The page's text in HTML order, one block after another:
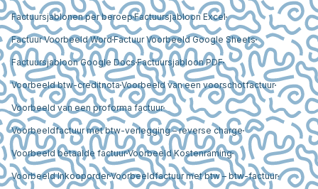
Factuursjablonen per beroepFactuursjabloon Excel
Factuur Voorbeeld WordFactuur Voorbeeld Google Sheets
Factuursjabloon Google DocsFactuursjabloon PDF
Voorbeeld btw-creditnotaVoorbeeld van een voorschotfactuur
Voorbeeld van een proforma factuur
Voorbeeldfactuur met btw-verlegging – reverse charge
Voorbeeld betaalde factuurVoorbeeld Kostenraming
Voorbeeld InkooporderVoorbeeldfactuur met btw – btw-factuur